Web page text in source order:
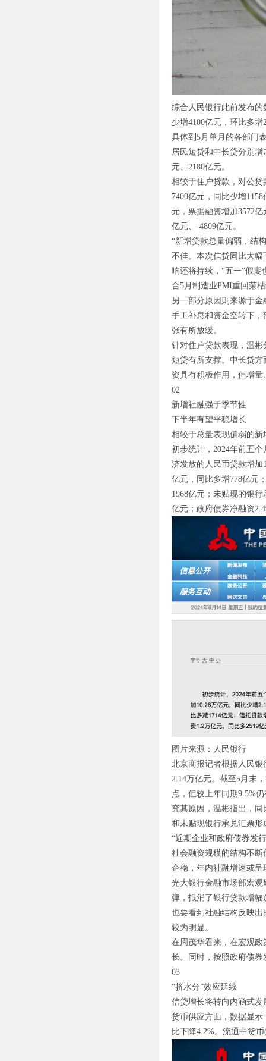
综合人民银行此前发布的
少增4100亿元，环比多增
具体到5月单月的各部门
居民短贷和中长贷分别增
元、2180亿元。
相较于住户贷款，对公
7400亿元，同比少增
元，票据融资增加3572
亿元、-4809亿元。
“新增贷款总量偏弱，结
不佳。本次信贷同比大
响还将持续，“五一”假
合5月制造业PMI重回荣
另一部分原因则来源于
手工补息和资金空转下
张有所放缓。
针对住户贷款表现，温
短贷有所支撑。中长贷
资具有积极作用，但增
02
新增社融强于季节性
下半年有望平稳增长
相较于总量表现偏弱的
初步统计，2024年前五
济发放的人民币贷款增加
亿元，同比多增778亿元
1968亿元；未贴现的银
亿元；政府债券净融资
图片来源：人民银行
北京商报记者根据人民银
2.14万亿元。截至5月末
点，但较上年同期9.5%
究其原因，温彬指出，
和未贴现银行承兑汇票形
“近期企业和政府债券发
社会融资规模的结构不
企稳，年内社融增速或
光大银行金融市场部宏
弹，抵消了银行贷款增
也要看到社融结构反映
较为明显。
在周茂华看来，在宏观
长。同时，按照政府债
03
“挤水分”效应延续
信贷增长将转向内涵式发
货币供应方面，数据显示
比下降4.2%。流通中货